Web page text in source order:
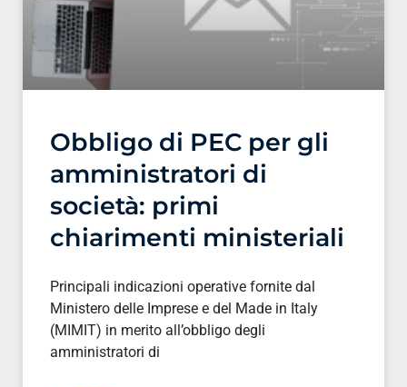
Obbligo di PEC per gli
amministratori di
società: primi
chiarimenti ministeriali
Principali indicazioni operative fornite dal
Ministero delle Imprese e del Made in Italy
(MIMIT) in merito all’obbligo degli
amministratori di